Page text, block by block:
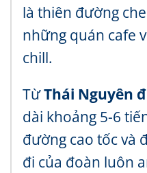
là thiên đường
những quán cafe
chill.
TừThái Nguyên
dài khoảng 5-6
đường cao tốc và
đi của đoàn luôn